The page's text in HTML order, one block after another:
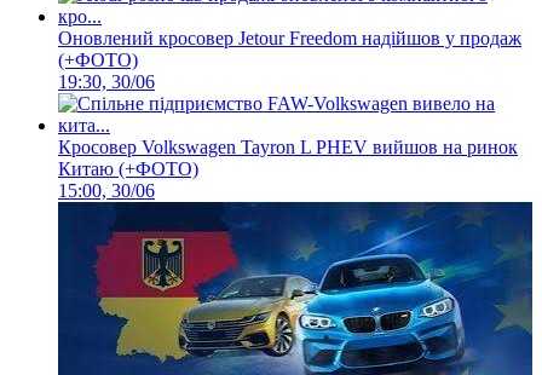
Оновлений кросовер Jetour Freedom надійшов у продаж
(+ФОТО)
19:30, 30/06
Кросовер Volkswagen Tayron L PHEV вийшов на ринок
Китаю (+ФОТО)
15:00, 30/06